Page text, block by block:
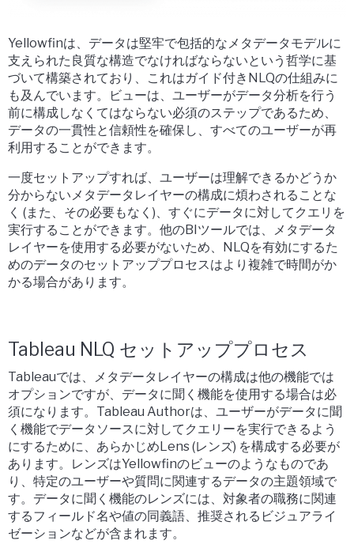
Yellowfinは、データは堅牢で包括的なメタデータモデルに
支えられた良質な構造でなければならないという哲学に基
づいて構築されており、これはガイド付きNLQの仕組みに
も及んでいます。ビューは、ユーザーがデータ分析を行う
前に構成しなくてはならない必須のステップであるため、
データの一貫性と信頼性を確保し、すべてのユーザーが再
利用することができます。
一度セットアップすれば、ユーザーは理解できるかどうか
分からないメタデータレイヤーの構成に煩わされることな
く (また、その必要もなく)、すぐにデータに対してクエリを
実行することができます。他のBIツールでは、メタデータ
レイヤーを使用する必要がないため、NLQを有効にするた
めのデータのセットアッププロセスはより複雑で時間がか
かる場合があります。
Tableau NLQ セットアッププロセス
Tableauでは、メタデータレイヤーの構成は他の機能では
オプションですが、データに聞く機能を使用する場合は必
須になります。Tableau Authorは、ユーザーがデータに聞
く機能でデータソースに対してクエリーを実行できるよう
にするために、あらかじめLens (レンズ) を構成する必要が
あります。レンズはYellowfinのビューのようなものであ
り、特定のユーザーや質問に関連するデータの主題領域で
す。データに聞く機能のレンズには、対象者の職務に関連
するフィールド名や値の同義語、推奨されるビジュアライ
ゼーションなどが含まれます。